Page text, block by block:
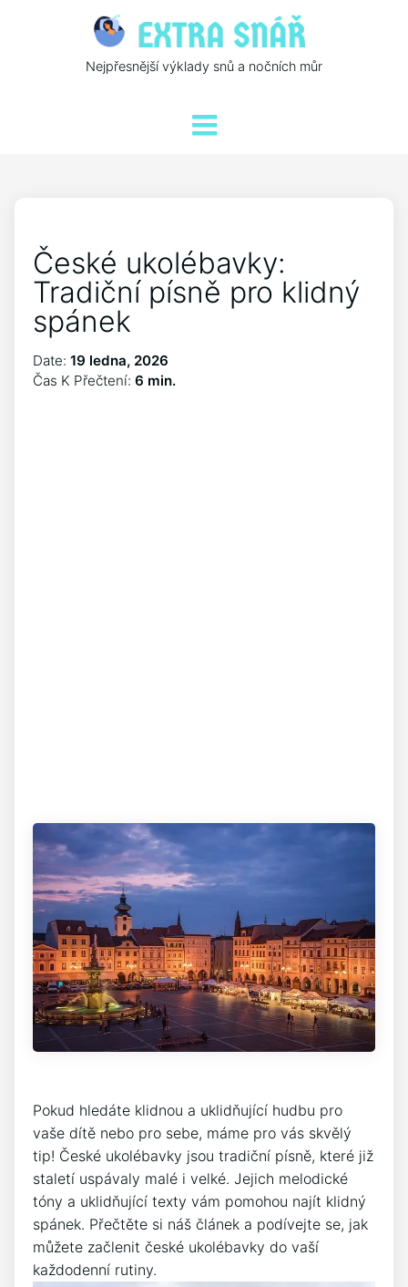
Nejpřesnější výklady snů a nočních můr
České ukolébavky:
Tradiční písně pro klidný
spánek
Date: 19 ledna, 2026
Čas K Přečtení: 6 min.
Pokud hledáte klidnou‌ a uklidňující hudbu pro
vaše dítě nebo pro sebe, máme pro vás skvělý
tip! České ukolébavky jsou tradiční písně, které již
staletí uspávaly malé i velké. Jejich melodické
tóny a uklidňující texty vám pomohou najít klidný
⁤spánek. Přečtěte si náš článek a podívejte se, jak
můžete začlenit české ukolébavky do⁤ vaší⁢
každodenní‍ rutiny.